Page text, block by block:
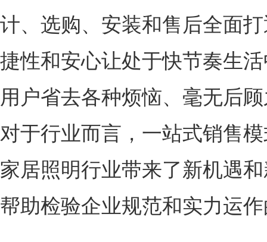
计、选购、安装和售后全面
捷性和安心让处于快节奏生
用户省去各种烦恼、毫无后
对于行业而言，一站式销售
家居照明行业带来了新机遇
帮助检验企业规范和实力运